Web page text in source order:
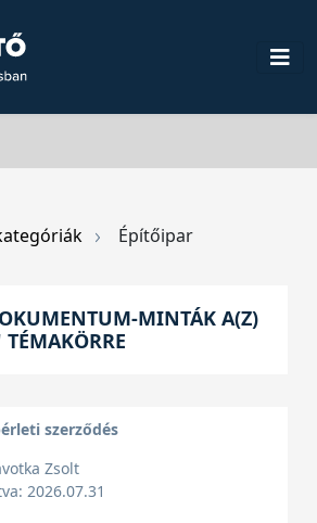
Építőipar
MINTÁK A(Z)
szerződés
Zsolt
2026.07.31